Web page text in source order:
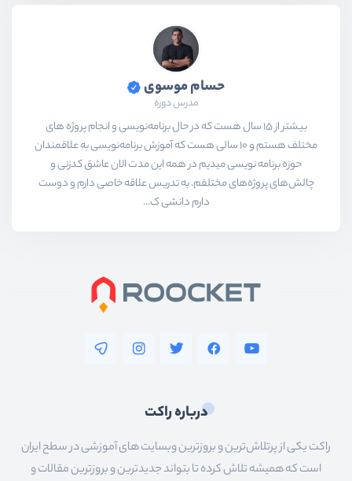
حسام موسوی
مدرس دوره
بیشتر از ۱۵ سال هست که در حال برنامه‌نویسی و انجام پروژه های
مختلف هستم و ۱۰ سالی هست که آموزش برنامه‌نویسی به علاقمندان
حوزه برنامه نویسی میدیم در همه این مدت الان عاشق کدزنی و
چالش‌های پروژه‌های مختلفم. به تدریس علاقه خاصی دارم و دوست
دارم دانشی ک...
درباره راکت
راکت یکی از پرتلاش‌ترین و بروزترین وبسایت های آموزشی در سطح ایران
است که همیشه تلاش کرده تا بتواند جدیدترین و بروزترین مقالات و